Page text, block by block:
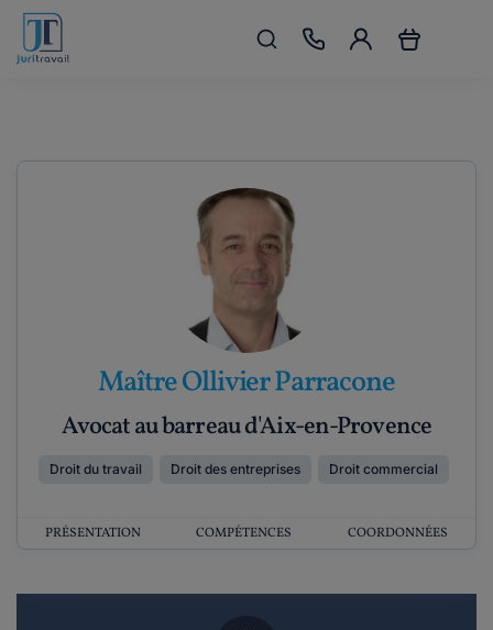
Maître Ollivier Parracone
Avocat au barreau d'Aix-en-Provence
Droit du travail Droit des entreprises Droit commercial
PRÉSENTATION COMPÉTENCES COORDONNÉES